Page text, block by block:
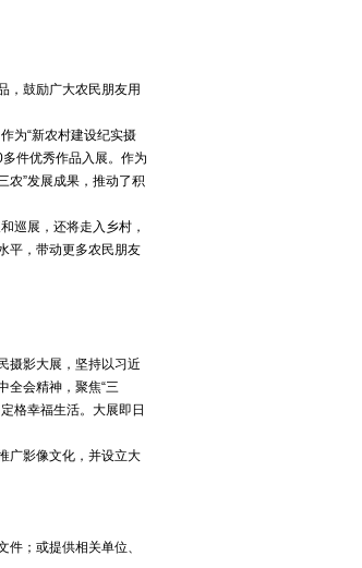
，鼓励广大农民朋友用
为“新农村建设纪实摄
件优秀作品入展。作为
农”发展成果，推动了积
巡展，还将走入乡村，
平，带动更多农民朋友
摄影大展，坚持以习近
全会精神，聚焦“三
格幸福生活。大展即日
广影像文化，并设立大
；或提供相关单位、